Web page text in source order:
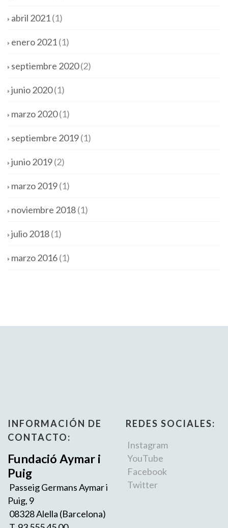
abril 2021(1)
enero 2021(1)
septiembre 2020(2)
junio 2020(1)
marzo 2020(1)
septiembre 2019(1)
junio 2019(2)
marzo 2019(1)
noviembre 2018(1)
julio 2018(1)
marzo 2016(1)
INFORMACIÓN DE
CONTACTO:
Fundació Aymar i
Puig
Passeig Germans Aymar i
Puig, 9
08328 Alella (Barcelona)
REDES SOCIALES:
Instagram
YouTube
Facebook
Twitter